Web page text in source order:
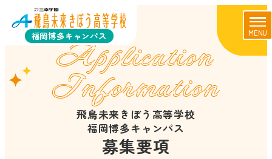
福岡博多キャンパス MENU
Application
Information
飛鳥未来きぼう高等学校
福岡博多キャンパス
募集要項